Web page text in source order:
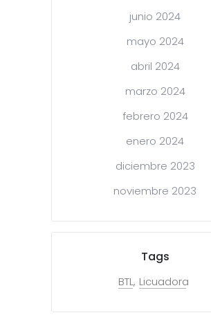
junio 2024
mayo 2024
abril 2024
marzo 2024
febrero 2024
enero 2024
diciembre 2023
noviembre 2023
Tags
BTL Licuadora